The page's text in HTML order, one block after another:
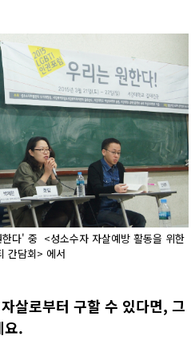
다' 중 <성소수자 자살예방 활동을 위한
간담회> 에서
살로부터 구할 수 있다면, 그
요.